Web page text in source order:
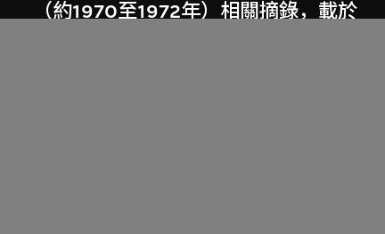
（約1970至1972年）相關摘錄，載於